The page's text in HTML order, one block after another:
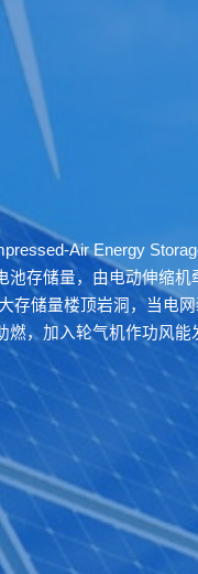
Air Energy
池存储量，由电动伸缩
存储量楼顶岩洞，当电
燃，加入轮气机作功风能